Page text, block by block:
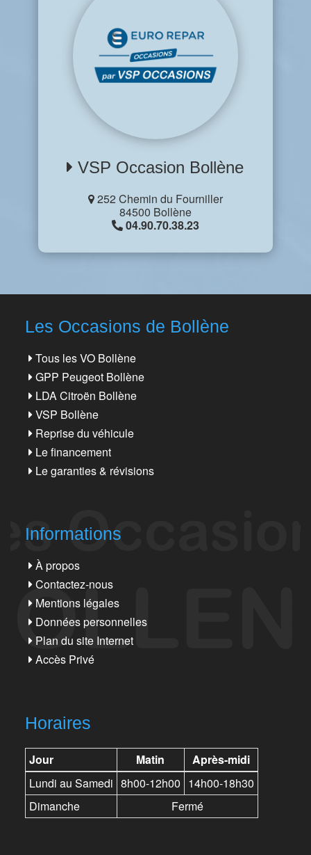
VSP Occasion Bollène
252 Chemin du Fourniller
84500 Bollène
04.90.70.38.23
Les Occasions de Bollène
Tous les VO Bollène
GPP Peugeot Bollène
LDA Citroën Bollène
VSP Bollène
Reprise du véhicule
Le financement
Le garanties & révisions
Informations
À propos
Contactez-nous
Mentions légales
Données personnelles
Plan du site Internet
Accès Privé
Horaires
Jour Matin
Après-midi
Lundi au Samedi 8h00-12h00 14h00-18h30
Dimanche
Fermé